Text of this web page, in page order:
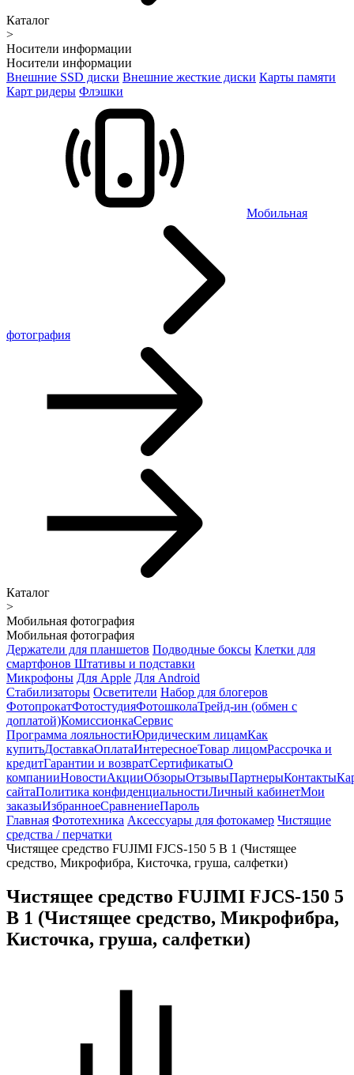
Каталог
>
Носители информации
Носители информации
Внешние SSD диски Внешние жесткие диски Карты памяти
Карт ридеры Флэшки
Мобильная
фотография
Каталог
>
Мобильная фотография
Мобильная фотография
Держатели для планшетов Подводные боксы Клетки для
смартфонов Штативы и подставки
Микрофоны Для Apple Для Android
Стабилизаторы Осветители Набор для блогеров
ФотопрокатФотостудияФотошколаТрейд-ин (обмен с
доплатой)КомиссионкаСервис
Программа лояльностиЮридическим лицамКак
купитьДоставкаОплатаИнтересноеТовар лицомРассрочка и
кредитГарантии и возвратСертификатыО
компанииНовостиАкцииОбзорыОтзывыПартнерыКонтакты
сайтаПолитика конфиденциальностиЛичный кабинетМои
заказыИзбранноеСравнениеПароль
Главная Фототехника Аксессуары для фотокамер Чистящие
средства / перчатки
Чистящее средство FUJIMI FJCS-150 5 В 1 (Чистящее
средство, Микрофибра, Кисточка, груша, салфетки)
Чистящее средство FUJIMI FJCS-150 5
В 1 (Чистящее средство, Микрофибра,
Кисточка, груша, салфетки)